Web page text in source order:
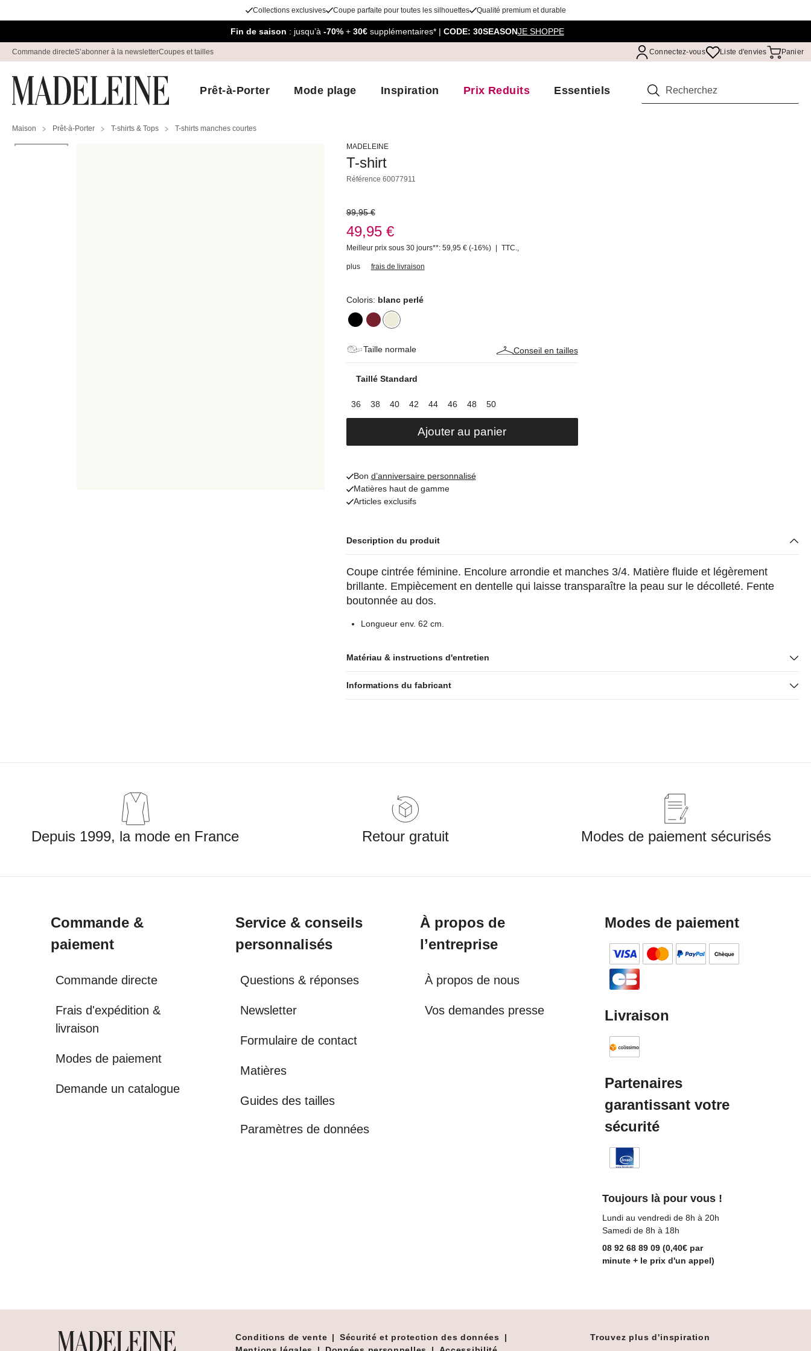
Collections exclusives Coupe parfaite pour toutes les silhouettes Qualité premium et durable
Fin de saison : jusqu’à -70%+ 30€ supplémentaires* | CODE: 30SEASONJE SHOPPE
Commande directeS’abonner à la newsletterCoupes et tailles Connectez-vous Liste d'envies Panier
Prêt-à-Porter Mode plage Inspiration Prix Reduits Essentiels Rechercher
Maison Prêt-à-Porter T-shirts & Tops T-shirts manches courtes
MADELEINE
T-shirt
Référence 60077911
99,95 €
49,95 €
Meilleur prix sous 30 jours**: 59,95 € (-16%) TTC.,
plus frais de livraison
Coloris: blanc perlé
Taille normale Conseil en tailles
Taillé Standard
36 38 40 42 44 46 48 50
Ajouter au panier
Bon d’anniversaire personnalisé
Matières haut de gamme
Articles exclusifs
Description du produit
Coupe cintrée féminine. Encolure arrondie et manches 3/4. Matière fluide et légèrement
brillante. Empiècement en dentelle qui laisse transparaître la peau sur le décolleté. Fente
boutonnée au dos.
Longueur env. 62 cm.
Matériau & instructions d'entretien
Informations du fabricant
Depuis 1999, la mode en France Retour gratuit Modes de paiement sécurisés
Commande &
paiement
Commande directe
Frais d'expédition &
livraison
Modes de paiement
Demande un catalogue
Service & conseils
personnalisés
Questions & réponses
Newsletter
Formulaire de contact
Matières
Guides des tailles
Paramètres de données
À propos de
l’entreprise
À propos de nous
Vos demandes presse
Modes de paiement
Livraison
Partenaires
garantissant votre
sécurité
Toujours là pour vous !
Lundi au vendredi de 8h à 20h
Samedi de 8h à 18h
08 92 68 89 09 (0,40€ par
minute + le prix d'un appel)
Conditions de vente | Sécurité et protection des données
|
Trouvez plus d'inspiration